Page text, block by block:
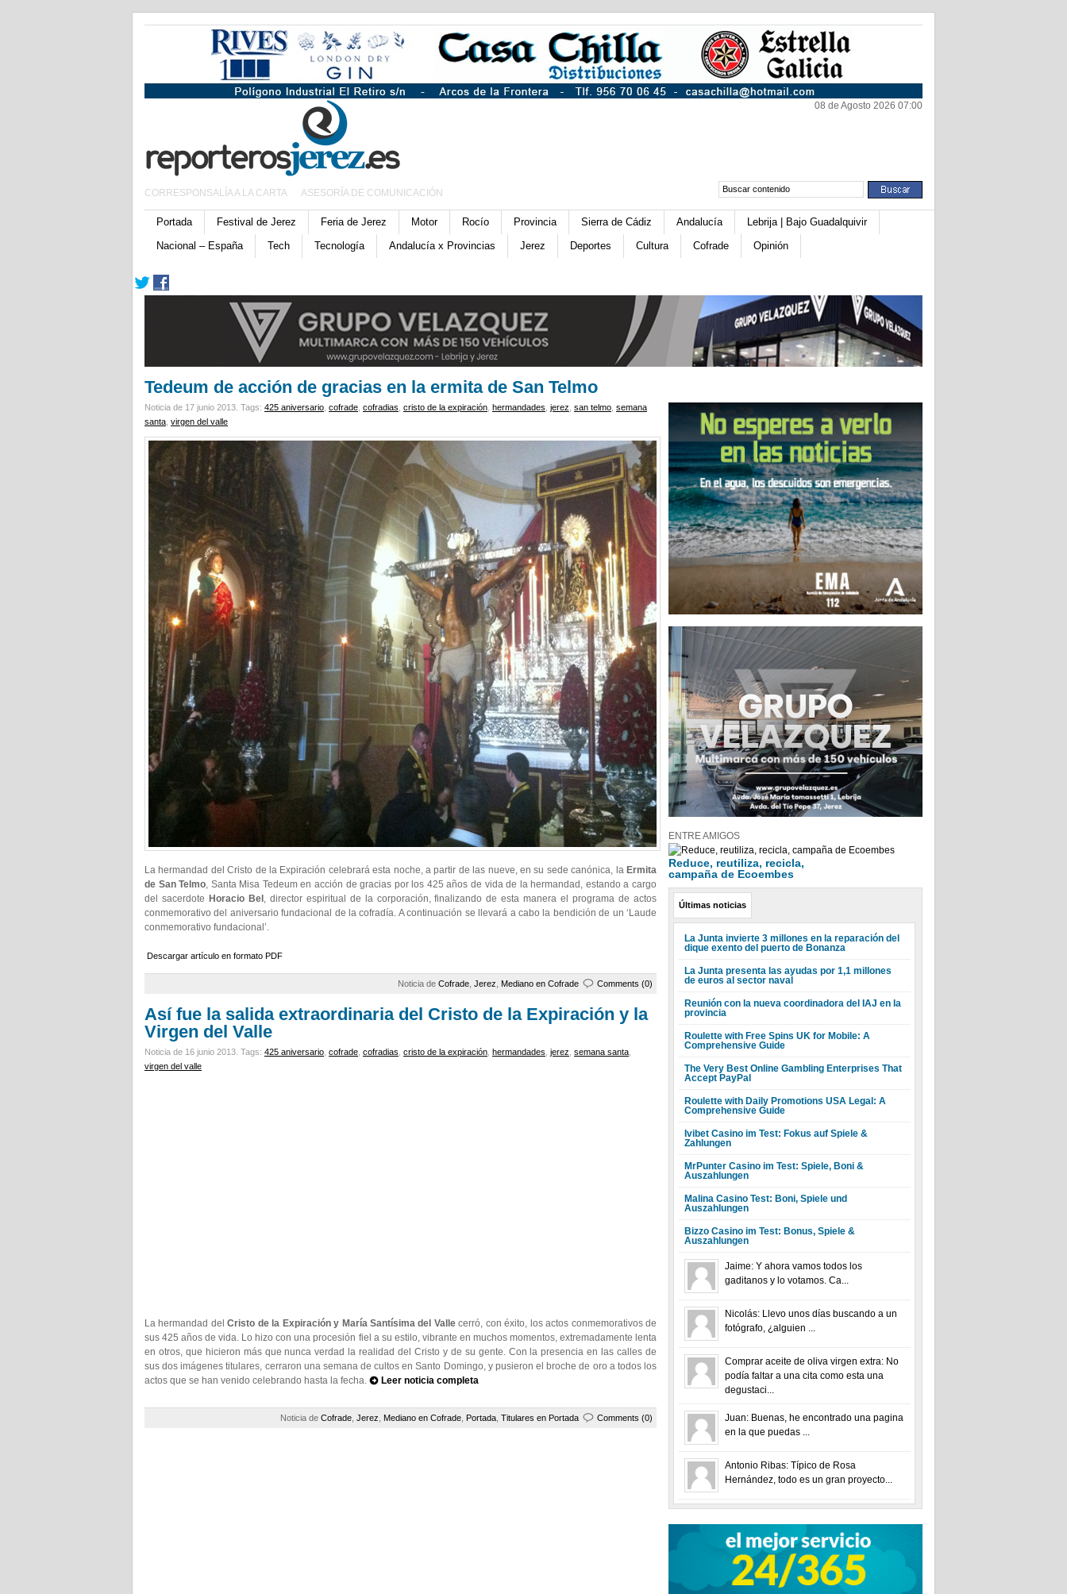
08 de Agosto 2026 07:00
CORRESPONSALÍA A LA CARTA ASESORÍA DE COMUNICACIÓN
Portada Festival de Jerez Feria de Jerez Motor Rocío Provincia Sierra de Cádiz Andalucía
Lebrija | Bajo Guadalquivir
Nacional – España
Tech Tecnología Andalucía x Provincias Jerez Deportes Cultura Cofrade Opinión
Tedeum de acción de gracias en la ermita de San Telmo
Noticia de 17 junio 2013. Tags: 425 aniversario cofrade cofradias cristo de la expiración hermandades jerez san telmo semana
santa virgen del valle
La hermandad del Cristo de la Expiración celebrará esta noche, a partir de las nueve, en su sede canónica, la Ermita
de San Telmo, Santa Misa Tedeum en acción de gracias por los 425 años de vida de la hermandad, estando a cargo
del sacerdote Horacio Bel , director espiritual de la corporación, finalizando de esta manera el programa de actos
conmemorativo del aniversario fundacional de la cofradía. A continuación se llevará a cabo la bendición de un ‘Laude
conmemorativo fundacional’.
Descargar artículo en formato PDF
Noticia de Cofrade Jerez Mediano en Cofrade Comments (0)
Así fue la salida extraordinaria del Cristo de la Expiración y la
Virgen del Valle
Noticia de 16 junio 2013. Tags: 425 aniversario cofrade cofradias cristo de la expiración hermandades jerez semana santa
virgen del valle
La hermandad delCristo de la Expiración y María Santísima del Vallecerró, con éxito, los actos conmemorativos de
sus 425 años de vida. Lo hizo con una procesión fiel a su estilo, vibrante en muchos momentos, extremadamente lenta
en otros, que hicieron más que nunca verdad la realidad del Cristo y de su gente. Con la presencia en las calles de
sus dos imágenes titulares, cerraron una semana de cultos en Santo Domingo, y pusieron el broche de oro a todos los
actos que se han venido celebrando hasta la fecha.
Leer noticia completa
Noticia de Cofrade Jerez Mediano en Cofrade Portada Titulares en Portada Comments (0)
ENTRE AMIGOS
Reduce, reutiliza, recicla,
campaña de Ecoembes
Últimas noticias
La Junta invierte 3 millones en la reparación del
dique exento del puerto de Bonanza
La Junta presenta las ayudas por 1,1 millones
de euros al sector naval
Reunión con la nueva coordinadora del IAJ en la
provincia
Roulette with Free Spins UK for Mobile: A
Comprehensive Guide
The Very Best Online Gambling Enterprises That
Accept PayPal
Roulette with Daily Promotions USA Legal: A
Comprehensive Guide
Ivibet Casino im Test: Fokus auf Spiele &
Zahlungen
MrPunter Casino im Test: Spiele, Boni &
Auszahlungen
Malina Casino Test: Boni, Spiele und
Auszahlungen
Bizzo Casino im Test: Bonus, Spiele &
Auszahlungen
Jaime: Y ahora vamos todos los
gaditanos y lo votamos. Ca...
Nicolás: Llevo unos días buscando a un
fotógrafo, ¿alguien ...
Comprar aceite de oliva virgen extra: No
podía faltar a una cita como esta una
degustaci...
Juan: Buenas, he encontrado una pagina
en la que puedas ...
Antonio Ribas: Típico de Rosa
Hernández, todo es un gran proyecto...